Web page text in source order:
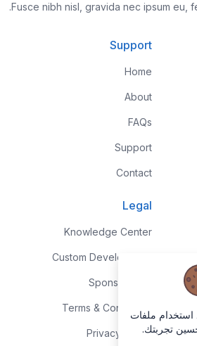
Fusce nibh nisl, gravida nec ipsum eu,
Support
Home
About
FAQs
Support
Contact
Legal
Knowledge Center
Custom Development
Sponsorships
Terms & Conditions
Privacy Policy
استخدام ملفات
تجربتك.